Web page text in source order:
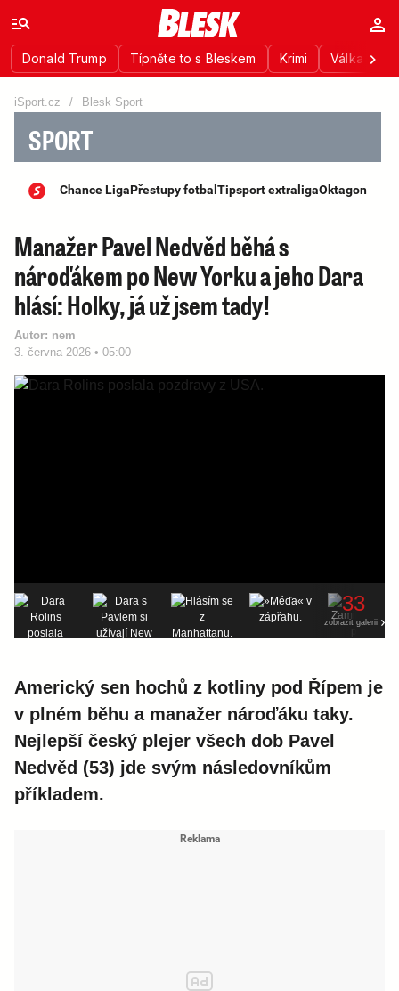
Donald Trump Típněte to s Bleskem Krimi Válka na
SPORT
Chance LigaPřestupy fotbal Tipsport extraligaOktagon
iSport.cz / Blesk Sport
3. června 2026 • 05:00
Manažer Pavel Nedvěd běhá s
nároďákem po New Yorku a jeho Dara
hlásí: Holky, já už jsem tady!
Autor: nem
33
zobrazit galerii
Americký sen hochů z kotliny pod Řípem je
v plném běhu a manažer nároďáku taky.
Nejlepší český plejer všech dob Pavel
Nedvěd (53) jde svým následovníkům
příkladem.